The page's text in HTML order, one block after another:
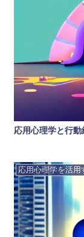
応用心理学と行
応用心理学を活用